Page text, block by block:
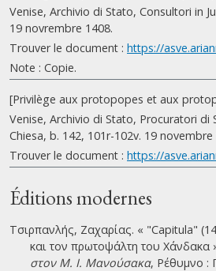
Venise, Archivio di Stato, Consultori in
19 novrembre 1408.
Trouver le document : https://
Note : Copie.
[Privilège aux protopopes et aux
Venise, Archivio di Stato, Procuratori di
Chiesa, b. 142, 101r-102v. 19 novembre
Trouver le document : https://
Éditions modernes
Τσιρπανλής, Ζαχαρίας. « "Capitula"
και τον πρωτοψάλτη του Χάνδακα
στον Μ. Ι. Μανούσακα, Ρέθυμνο :